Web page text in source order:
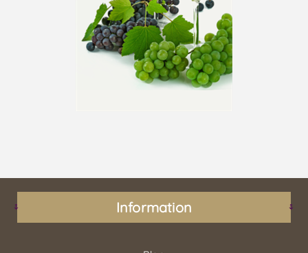
Information